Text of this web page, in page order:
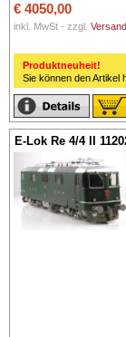
€ 4050,00
inkl. MwSt - zzgl. Versand
Produktneuheit!
Sie können den Artikel
E-Lok Re 4/4 II